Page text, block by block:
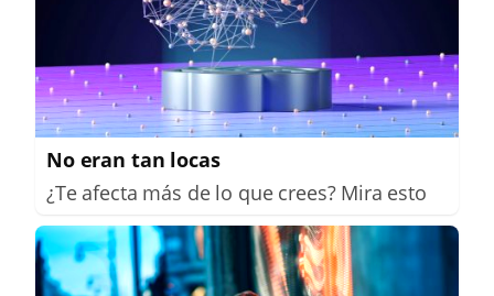
No eran tan locas
¿Te afecta más de lo que crees? Mira esto